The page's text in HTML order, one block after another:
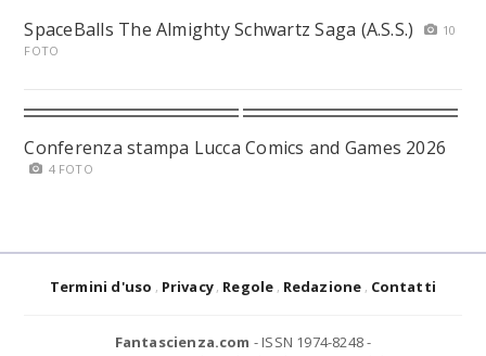
SpaceBalls The Almighty Schwartz Saga (A.S.S.)
10
FOTO
Conferenza stampa Lucca Comics and Games 2026
4 FOTO
Termini d'uso Privacy Regole Redazione Contatti
Fantascienza.com - ISSN 1974-8248 -